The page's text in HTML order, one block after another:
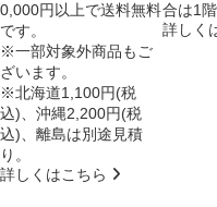
0,000円以上で送料無料
です。
※一部対象外商品もご
ざいます。
※北海道1,100円(税
込)、沖縄2,200円(税
込)、離島は別途見積
り。
詳しくはこちら
合は1
詳しく